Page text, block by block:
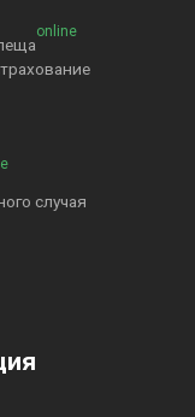
online
случая